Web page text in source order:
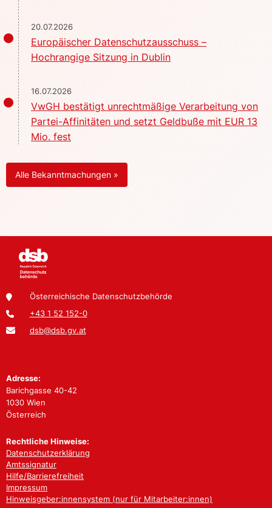
20.07.2026
Europäischer Datenschutzausschuss –
Hochrangige Sitzung in Dublin
16.07.2026
VwGH bestätigt unrechtmäßige Verarbeitung von
Partei-Affinitäten und setzt Geldbuße mit EUR 13
Mio. fest
Alle Bekanntmachungen »
Österreichische Datenschutzbehörde
+43 1 52 152-0
dsb@dsb.gv.at
Adresse:
Barichgasse 40-42
1030 Wien
Österreich
Rechtliche Hinweise:
Datenschutzerklärung
Amtssignatur
Hilfe/Barrierefreiheit
Impressum
Hinweisgeber:innensystem (nur für Mitarbeiter:innen)